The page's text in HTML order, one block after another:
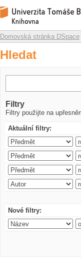
Hledat
Repozitář DSpace/
Domovská stránka DSpace
Hledat
Filtry
Filtry použijte na
Aktuální filtry:
Nové filtry: